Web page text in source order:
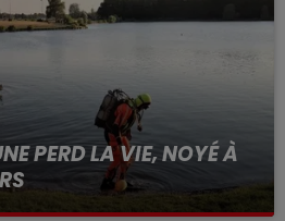
PERD LA VIE, NOYÉ À